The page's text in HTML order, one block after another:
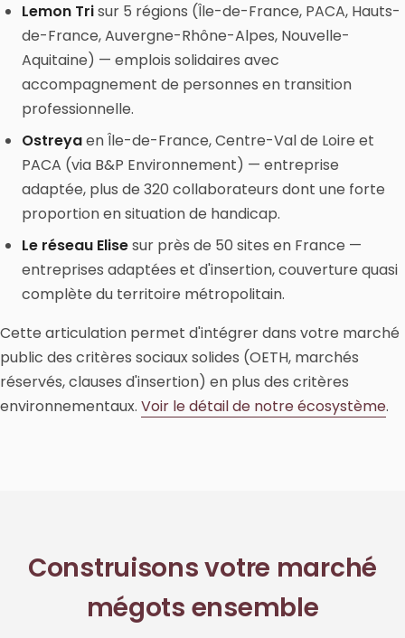
Lemon Trisur 5 régions (Île-de-France, PACA, Hauts-
de-France, Auvergne-Rhône-Alpes, Nouvelle-
Aquitaine) — emplois solidaires avec
accompagnement de personnes en transition
professionnelle.
Ostreyaen Île-de-France, Centre-Val de Loire et
PACA (via B&P Environnement) — entreprise
adaptée, plus de 320 collaborateurs dont une forte
proportion en situation de handicap.
Le réseau Elisesur près de 50 sites en France —
entreprises adaptées et d'insertion, couverture quasi
complète du territoire métropolitain.
Cette articulation permet d'intégrer dans votre marché
public des critères sociaux solides (OETH, marchés
réservés, clauses d'insertion) en plus des critères
environnementaux. Voir le détail de notre écosystème.
Construisons votre marché
mégots ensemble